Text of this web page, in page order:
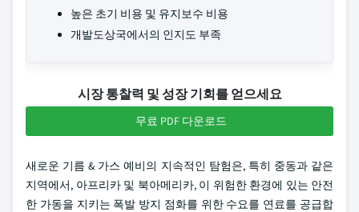
높은 초기 비용 및 유지보수 비용
개발도상국에서의 인지도 부족
시장 통찰력 및 성장 기회를 얻으세요
무료 PDF 다운로드
새로운 기름 & 가스 예비의 지속적인 탐험은, 특히 중동과 같은
지역에서, 아프리카 및 북아메리카, 이 위험한 환경에 있는 안전
한 가동을 지키는 폭발 방지 점화를 위한 수요를 연료를 공급합